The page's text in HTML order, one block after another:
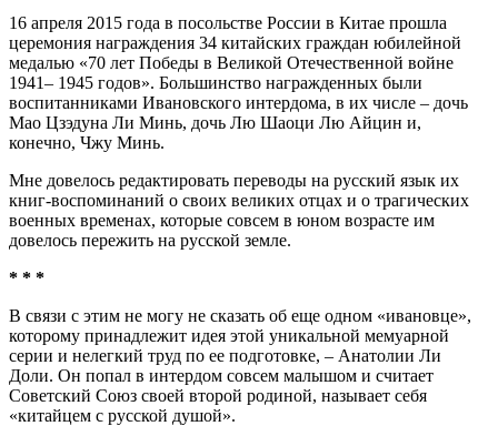
16 апреля 2015 года в посольстве России в Китае прошла
церемония награждения 34 китайских граждан юбилейной
медалью «70 лет Победы в Великой Отечественной войне
1941– 1945 годов». Большинство награжденных были
воспитанниками Ивановского интердома, в их числе – дочь
Мао Цзэдуна Ли Минь, дочь Лю Шаоци Лю Айцин и,
конечно, Чжу Минь.
Мне довелось редактировать переводы на русский язык их
книг-воспоминаний о своих великих отцах и о трагических
военных временах, которые совсем в юном возрасте им
довелось пережить на русской земле.
* * *
В связи с этим не могу не сказать об еще одном «ивановце»,
которому принадлежит идея этой уникальной мемуарной
серии и нелегкий труд по ее подготовке, – Анатолии Ли
Доли. Он попал в интердом совсем малышом и считает
Советский Союз своей второй родиной, называет себя
«китайцем с русской душой».